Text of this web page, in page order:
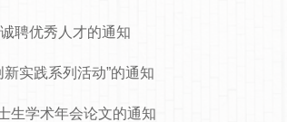
聘优秀人才的通知
实践系列活动”的通知
生学术年会论文的通知